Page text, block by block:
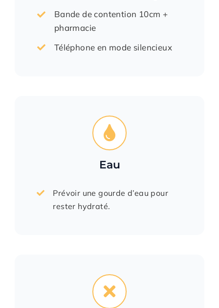
Bande de contention 10cm +
pharmacie
Téléphone en mode silencieux
Eau
Prévoir une gourde d’eau pour
rester hydraté.